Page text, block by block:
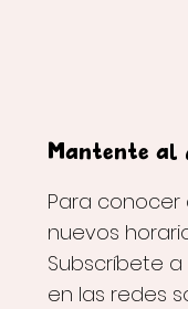
Mantente al
Para
nuevos
Subscríbete
en las redes